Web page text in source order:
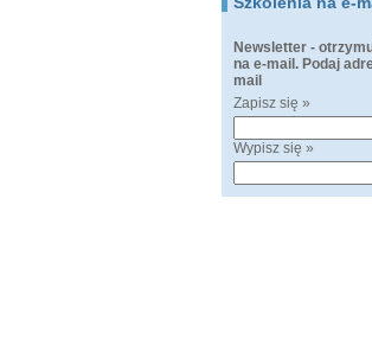
Newsletter -
na e-mail. Podaj
mail
Zapisz się »
Wypisz się »